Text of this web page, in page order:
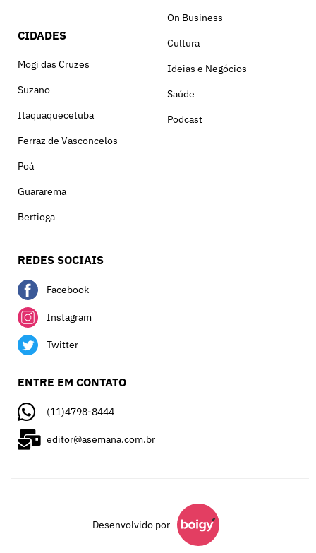
CIDADES
Mogi das Cruzes
Suzano
Itaquaquecetuba
Ferraz de Vasconcelos
Poá
Guararema
Bertioga
On Business
Cultura
Ideias e Negócios
Saúde
Podcast
REDES SOCIAIS
Facebook
Instagram
Twitter
ENTRE EM CONTATO
(11)4798-8444
editor@asemana.com.br
Desenvolvido por